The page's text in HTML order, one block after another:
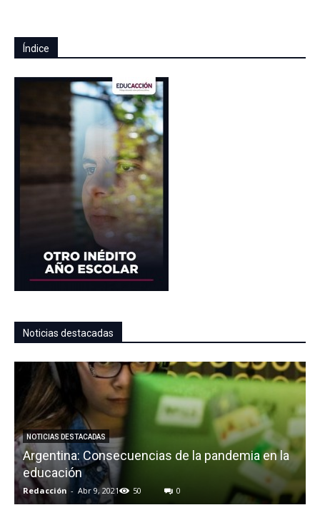
Índice
Noticias destacadas
NOTICIAS DESTACADAS
Argentina: Consecuencias de la pandemia en la
educación
Redacción - Abr 9, 2021 50 0